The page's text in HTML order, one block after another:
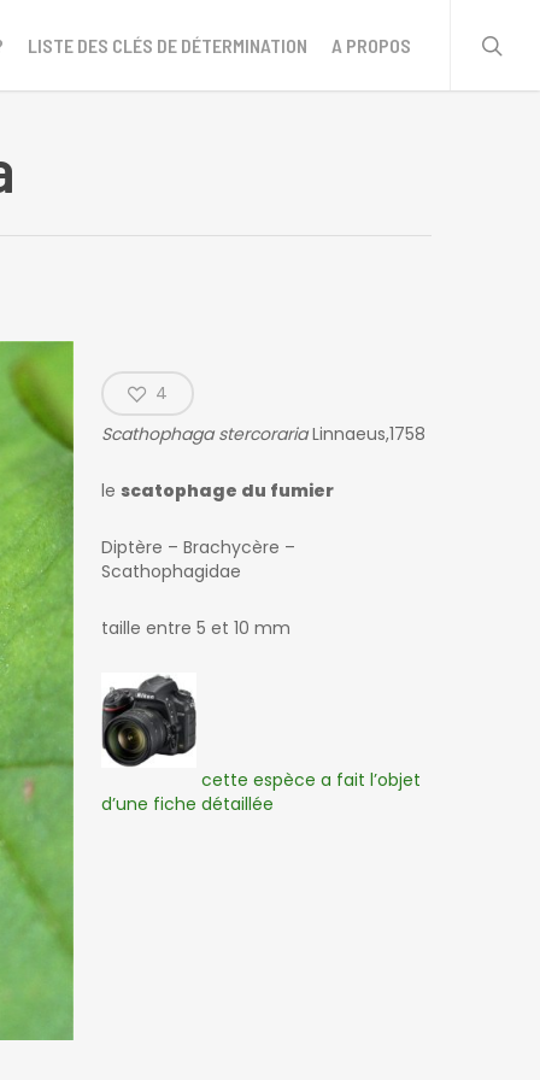
LISTE DES CLÉS DE DÉTERMINATION A PROPOS
4
Scathophaga stercorariaLinnaeus,1758
lescatophage du fumier
Diptère – Brachycère –
Scathophagidae
taille entre 5 et 10 mm
cette espèce a fait l’objet
d’une fiche détaillée